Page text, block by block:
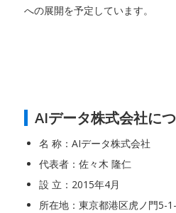
への展開を予定しています。
AIデータ株式会社に
名 称：AIデータ株式会社
代表者：佐々木 隆仁
設 立：2015年4月
所在地：東京都港区虎ノ門5-